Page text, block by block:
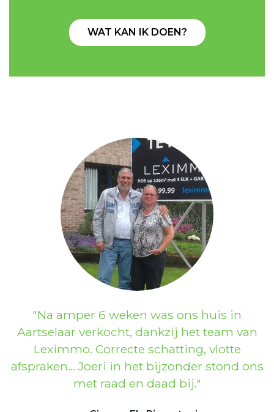
WAT KAN IK DOEN?
Na amper 6 weken was ons huis in
Aartselaar verkocht, dankzij het team van
Leximmo. Correcte schatting, vlotte
afspraken… Joeri in het bijzonder stond ons
met raad en daad bij.